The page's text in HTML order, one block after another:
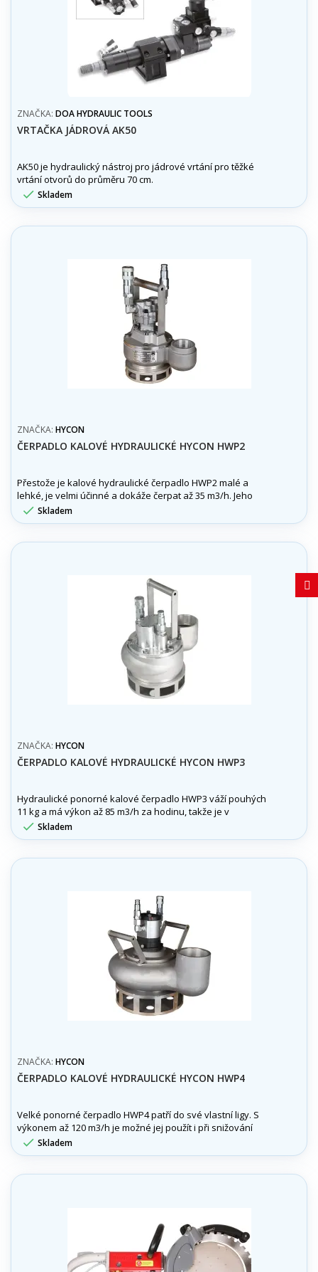
ZNAČKA: DOA HYDRAULIC TOOLS
VRTAČKA JÁDROVÁ AK50
AK50 je hydraulický nástroj pro jádrové vrtání pro těžké
vrtání otvorů do průměru 70 cm.
 Skladem
ZNAČKA: HYCON
ČERPADLO KALOVÉ HYDRAULICKÉ HYCON HWP2
Přestože je kalové hydraulické čerpadlo HWP2 malé a
lehké, je velmi účinné a dokáže čerpat až 35 m3/h. Jeho
vnější průměr je pouze 23,8 cm, takže je ideální pro malé
šachty, kde je málo místa.
 Skladem
ZNAČKA: HYCON
ČERPADLO KALOVÉ HYDRAULICKÉ HYCON HWP3
Hydraulické ponorné kalové čerpadlo HWP3 váží pouhých
11 kg a má výkon až 85 m3/h za hodinu, takže je v
porovnání se svou hmotností mimořádně výkonné.
 Skladem
ZNAČKA: HYCON
ČERPADLO KALOVÉ HYDRAULICKÉ HYCON HWP4
Velké ponorné čerpadlo HWP4 patří do své vlastní ligy. S
výkonem až 120 m3/h je možné jej použít i při snižování
hladiny podzemní vody, kde se obvykle používají mnohem
rozsáhlejší a nákladnější čerpadla.
 Skladem